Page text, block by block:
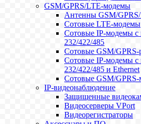
GSM/GPRS/LTE-модемы
Антенны GSM/
Сотовые LTE-модемы
Сотовые IP-модемы с
232/422/485
Сотовые GSM/GPRS-
Сотовые IP-модемы с
232/422/485 и Ethernet
Сотовые GSM/
IP-видеонаблюдение
Защищенные
Видеосерверы VPort
Видеорегистраторы